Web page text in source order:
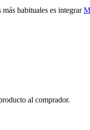
habituales es integrar
al comprador.